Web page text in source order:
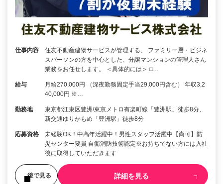
仕事内容
住友不動産建物サービスが管理する、 ファミリー層・ビジネ
スパーソンの方を中心とした、分譲マンションの管理人さん
業務をお任せします。 ＜具体的には＞ □…
給与
月給270,000円 （深夜勤務固定手当29,000円含む） 年収3,2
40,000円 ※…
勤務地
東京都江東区豊洲/東京メトロ有楽町線「豊洲駅」徒歩8分、
新交通ゆりかもめ「豊洲駅」徒歩8分
応募資格
未経験OK！中高年活躍中！男性スタッフ活躍中【尚可】防
災センター要員 自衛消防技術認定※お持ちでない方には入社
後に取得していただきます
後で見る 詳細を見る